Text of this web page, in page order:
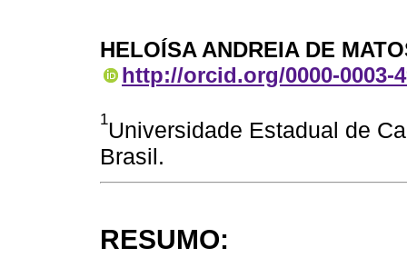
HELOÍSA ANDREIA DE
http://orcid.org/0000-0003-
1Universidade Estadual de
Brasil.
RESUMO: